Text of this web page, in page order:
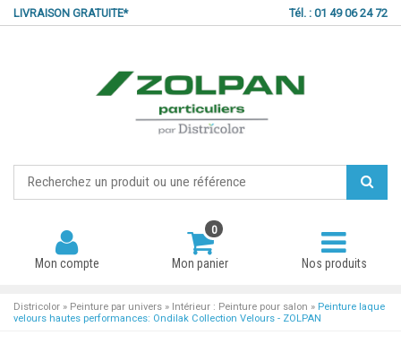
LIVRAISON GRATUITE* Tél. : 01 49 06 24 72
Mon compte
0
Mon panier Nos produits
Districolor » Peinture par univers » Intérieur : Peinture pour salon » Peinture laque
velours hautes performances: Ondilak Collection Velours - ZOLPAN